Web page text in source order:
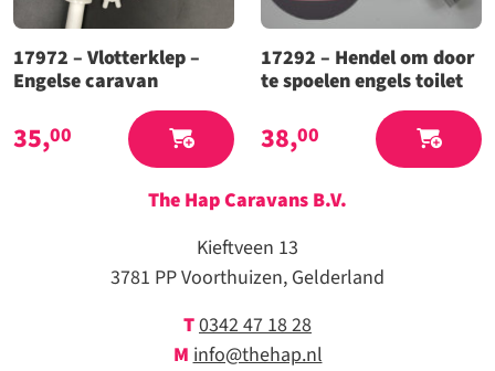
17972 – Vlotterklep –
Engelse caravan
35,00
17292 – Hendel om door
te spoelen engels toilet
38,00
The Hap Caravans B.V.
Kieftveen 13
3781 PP Voorthuizen, Gelderland
T0342 47 18 28
Minfo@thehap.nl